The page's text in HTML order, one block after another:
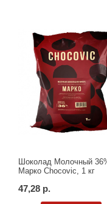
Шоколад Молочный
Марко Chocovic, 1 кг
47,28 р.